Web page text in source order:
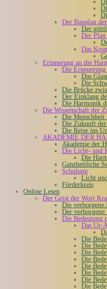
Der Bauplan
Der
Der Plan
Das
Erinnerung an die
Die Erneuerung
Das
Die
Die Brücke
Der Einklang
Die Harmonik
Die Wissenschaft der
Die Menschheit
Die Zukunft
Die Reise ins
AKADEMIE DER
Akademie der
Die Licht- und
Die
Ganzheitliche
Schulung
Licht
Förderkreis
Online Lesen
Der Geist der Wort
Die verborgene
Der verborgene
Die Bedeutung
Das Ur-
Die
Die
Die
Die
Die
Die
Die
Die